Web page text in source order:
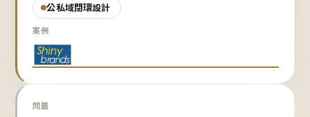
公私域閉環設計
案例
問題